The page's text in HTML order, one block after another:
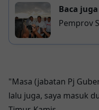
Baca juga
Pemprov
"Masa (jabatan Pj
lalu juga, saya masuk